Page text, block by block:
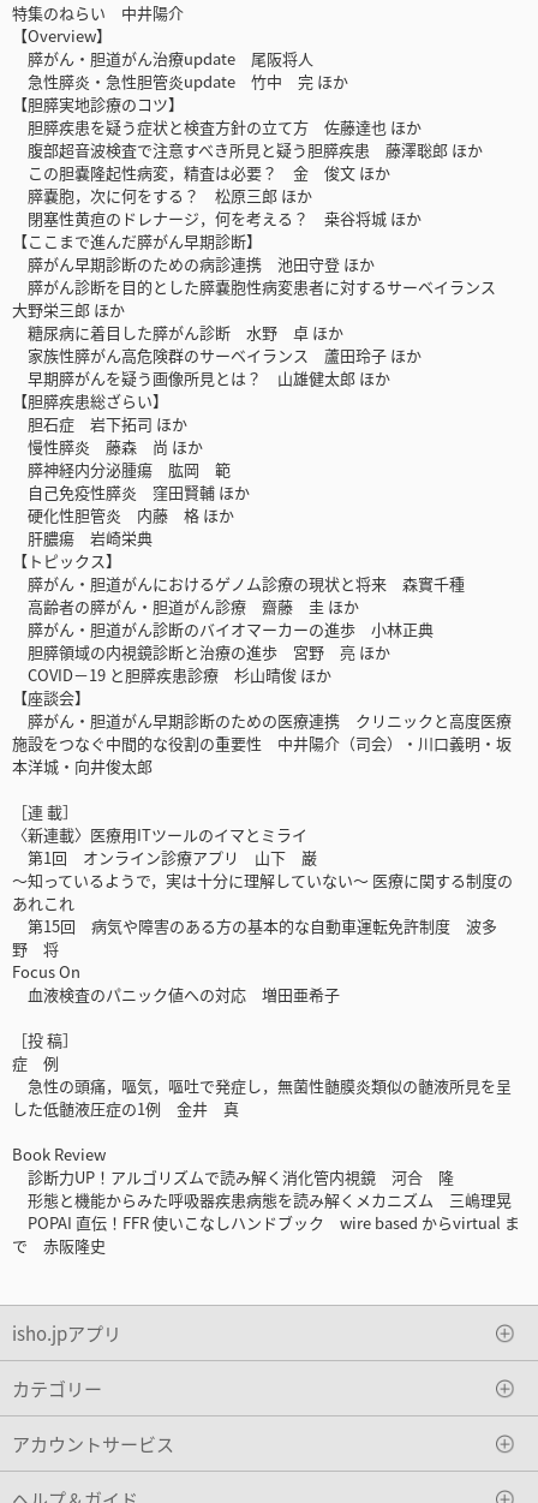
特集のねらい 中井陽介
【Overview】
膵がん・胆道がん治療update 尾阪将人
急性膵炎・急性胆管炎update 竹中 完 ほか
【胆膵実地診療のコツ】
胆膵疾患を疑う症状と検査方針の立て方 佐藤達也 ほか
腹部超音波検査で注意すべき所見と疑う胆膵疾患 藤澤聡郎 ほか
この胆嚢隆起性病変，精査は必要？ 金 俊文 ほか
膵嚢胞，次に何をする？ 松原三郎 ほか
閉塞性黄疸のドレナージ，何を考える？ 桒谷将城 ほか
【ここまで進んだ膵がん早期診断】
膵がん早期診断のための病診連携 池田守登 ほか
膵がん診断を目的とした膵嚢胞性病変患者に対するサーベイランス
大野栄三郎 ほか
糖尿病に着目した膵がん診断 水野 卓 ほか
家族性膵がん高危険群のサーベイランス 蘆田玲子 ほか
早期膵がんを疑う画像所見とは？ 山雄健太郎 ほか
【胆膵疾患総ざらい】
胆石症 岩下拓司 ほか
慢性膵炎 藤森 尚 ほか
膵神経内分泌腫瘍 肱岡 範
自己免疫性膵炎 窪田賢輔 ほか
硬化性胆管炎 内藤 格 ほか
肝膿瘍 岩崎栄典
【トピックス】
膵がん・胆道がんにおけるゲノム診療の現状と将来 森實千種
高齢者の膵がん・胆道がん診療 齋藤 圭 ほか
膵がん・胆道がん診断のバイオマーカーの進歩 小林正典
胆膵領域の内視鏡診断と治療の進歩 宮野 亮 ほか
COVID－19 と胆膵疾患診療 杉山晴俊 ほか
【座談会】
膵がん・胆道がん早期診断のための医療連携 クリニックと高度医療
施設をつなぐ中間的な役割の重要性 中井陽介（司会）・川口義明・坂
本洋城・向井俊太郎
［連 載］
〈新連載〉医療用ITツールのイマとミライ
第1回 オンライン診療アプリ 山下 巌
～知っているようで，実は十分に理解していない～ 医療に関する制度の
あれこれ
第15回 病気や障害のある方の基本的な自動車運転免許制度 波多
野 将
Focus On
血液検査のパニック値への対応 増田亜希子
［投 稿］
症 例
急性の頭痛，嘔気，嘔吐で発症し，無菌性髄膜炎類似の髄液所見を呈
した低髄液圧症の1例 金井 真
Book Review
診断力UP！アルゴリズムで読み解く消化管内視鏡 河合 隆
形態と機能からみた呼吸器疾患病態を読み解くメカニズム 三嶋理晃
POPAI 直伝！FFR 使いこなしハンドブック wire based からvirtual ま
で 赤阪隆史
isho.jpアプリ
カテゴリー
アカウントサービス